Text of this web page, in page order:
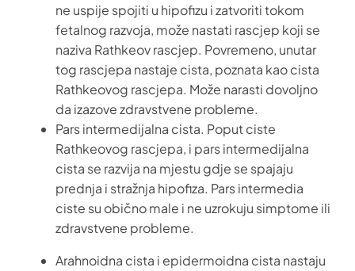
ne uspije spojiti u hipofizu i zatvoriti tokom
fetalnog razvoja, može nastati rascjep koji se
naziva Rathkeov rascjep. Povremeno, unutar
tog rascjepa nastaje cista, poznata kao cista
Rathkeovog rascjepa. Može narasti dovoljno
da izazove zdravstvene probleme.
Pars intermedijalna cista. Poput ciste
Rathkeovog rascjepa, i pars intermedijalna
cista se razvija na mjestu gdje se spajaju
prednja i stražnja hipofiza. Pars intermedia
ciste su obično male i ne uzrokuju simptome ili
zdravstvene probleme.
Arahnoidna cista i epidermoidna cista nastaju